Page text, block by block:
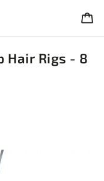
Hair Rigs - 8